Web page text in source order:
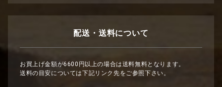
配送・送料について
お買上げ金額が6600円以上の場合は送料無料となります。
送料の目安については下記リンク先をご参照下さい。